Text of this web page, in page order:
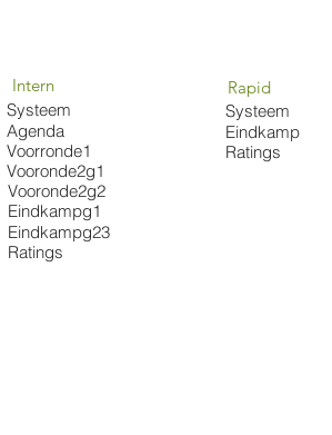
Intern
Systeem
Agenda
Voorronde1
Vooronde2g1
Vooronde2g2
Eindkampg1
Eindkampg23
Ratings
Rapid
Systeem
Eindkamp
Ratings